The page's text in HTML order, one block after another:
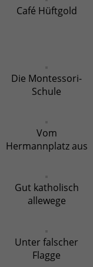
Café Hüftgold
Die Montessori-
Schule
Vom
Hermannplatz aus
Gut katholisch
allewege
Unter falscher
Flagge